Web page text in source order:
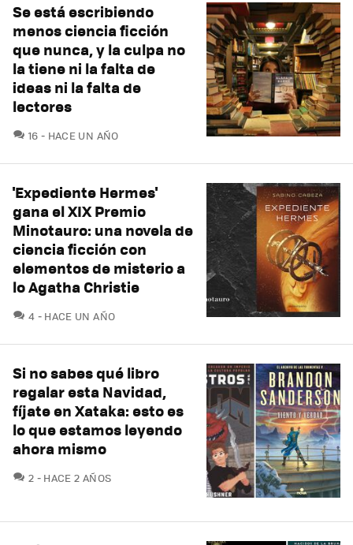
Se está escribiendo
menos ciencia ficción
que nunca, y la culpa no
la tiene ni la falta de
ideas ni la falta de
lectores
16 COMENTARIOS
HACE UN AÑO
'Expediente Hermes'
gana el XIX Premio
Minotauro: una novela de
ciencia ficción con
elementos de misterio a
lo Agatha Christie
4 COMENTARIOS
HACE UN AÑO
Si no sabes qué libro
regalar esta Navidad,
fíjate en Xataka: esto es
lo que estamos leyendo
ahora mismo
2 COMENTARIOS
HACE 2 AÑOS